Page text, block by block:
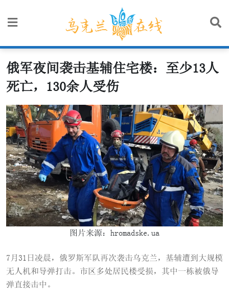
俄军夜间袭击基辅住宅楼：至少13人
死亡，130余人受伤
图片来源：hromadske.ua
7月31日凌晨，俄罗斯军队再次袭击乌克兰，基辅遭到大规模
无人机和导弹打击。市区多处居民楼受损，其中一栋被俄导
弹直接击中。